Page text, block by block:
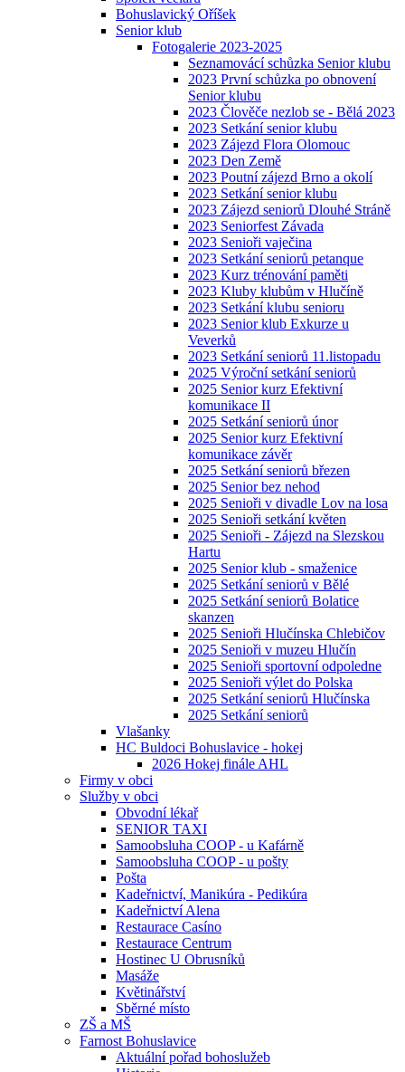
Bohuslavický Oříšek
Senior klub
Fotogalerie 2023-2025
Seznamovácí schůzka Senior klubu
2023 První schůzka po obnovení
Senior klubu
2023 Člověče nezlob se - Bělá 2023
2023 Setkání senior klubu
2023 Zájezd Flora Olomouc
2023 Den Země
2023 Poutní zájezd Brno a okolí
2023 Setkání senior klubu
2023 Zájezd seniorů Dlouhé Stráně
2023 Seniorfest Závada
2023 Senioři vaječina
2023 Setkání seniorů petanque
2023 Kurz trénování paměti
2023 Kluby klubům v Hlučíně
2023 Setkání klubu senioru
2023 Senior klub Exkurze u
Veverků
2023 Setkání seniorů 11.listopadu
2025 Výroční setkání seniorů
2025 Senior kurz Efektivní
komunikace II
2025 Setkání seniorů únor
2025 Senior kurz Efektivní
komunikace závěr
2025 Setkání seniorů březen
2025 Senior bez nehod
2025 Senioři v divadle Lov na losa
2025 Senioři setkání květen
2025 Senioři - Zájezd na Slezskou
Hartu
2025 Senior klub - smaženice
2025 Setkání seniorů v Bělé
2025 Setkání seniorů Bolatice
skanzen
2025 Senioři Hlučínska Chlebičov
2025 Senioři v muzeu Hlučín
2025 Senioři sportovní odpoledne
2025 Senioři výlet do Polska
2025 Setkání seniorů Hlučínska
2025 Setkání seniorů
Vlašanky
HC Buldoci Bohuslavice - hokej
2026 Hokej finále AHL
Firmy v obci
Služby v obci
Obvodní lékař
SENIOR TAXI
Samoobsluha COOP - u Kafárně
Samoobsluha COOP - u pošty
Pošta
Kadeřnictví, Manikúra - Pedikúra
Kadeřnictví Alena
Restaurace Casíno
Restaurace Centrum
Hostinec U Obrusníků
Masáže
Květinářství
Sběrné místo
ZŠ a MŠ
Farnost Bohuslavice
Aktuální pořad bohoslužeb